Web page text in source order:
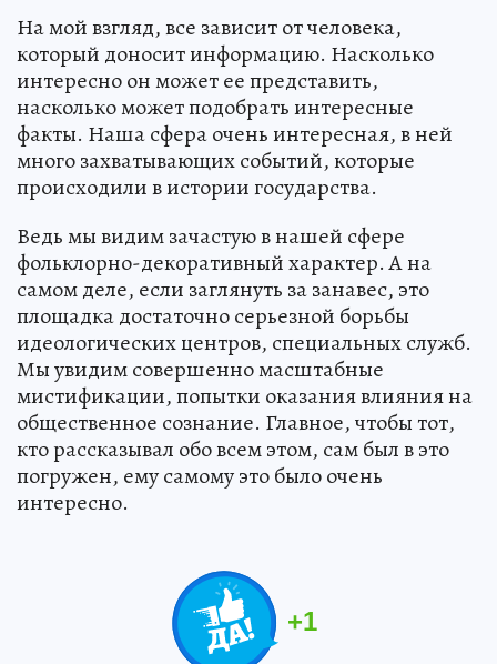
На мой взгляд, все зависит от человека,
который доносит информацию. Насколько
интересно он может ее представить,
насколько может подобрать интересные
факты. Наша сфера очень интересная, в ней
много захватывающих событий, которые
происходили в истории государства.
Ведь мы видим зачастую в нашей сфере
фольклорно-декоративный характер. А на
самом деле, если заглянуть за занавес, это
площадка достаточно серьезной борьбы
идеологических центров, специальных служб.
Мы увидим совершенно масштабные
мистификации, попытки оказания влияния на
общественное сознание. Главное, чтобы тот,
кто рассказывал обо всем этом, сам был в это
погружен, ему самому это было очень
интересно.
+1